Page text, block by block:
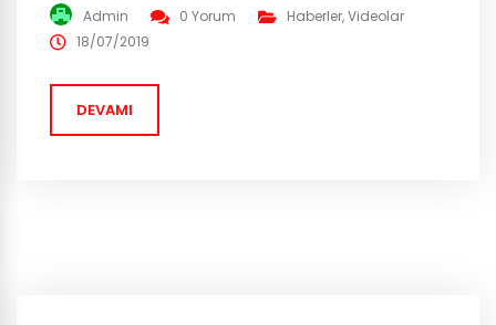
vermiyor. Ayrıca çıkan dedikodulara Gearbox CEO’su
Randy Pitchford Twitter üzerinden Borderlands 3
olmayacağını, yavaş ve emin adımlarla getireceklerini
belirtti. Bazı...
Admin 0 Yorum Haberler,Videolar
18/07/2019
DEVAMI